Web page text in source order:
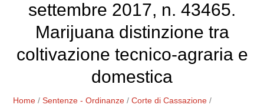
settembre 2017, n. 43465.
Marijuana distinzione tra
coltivazione tecnico-agraria e
domestica
Home /Sentenze - Ordinanze /Corte di Cassazione /